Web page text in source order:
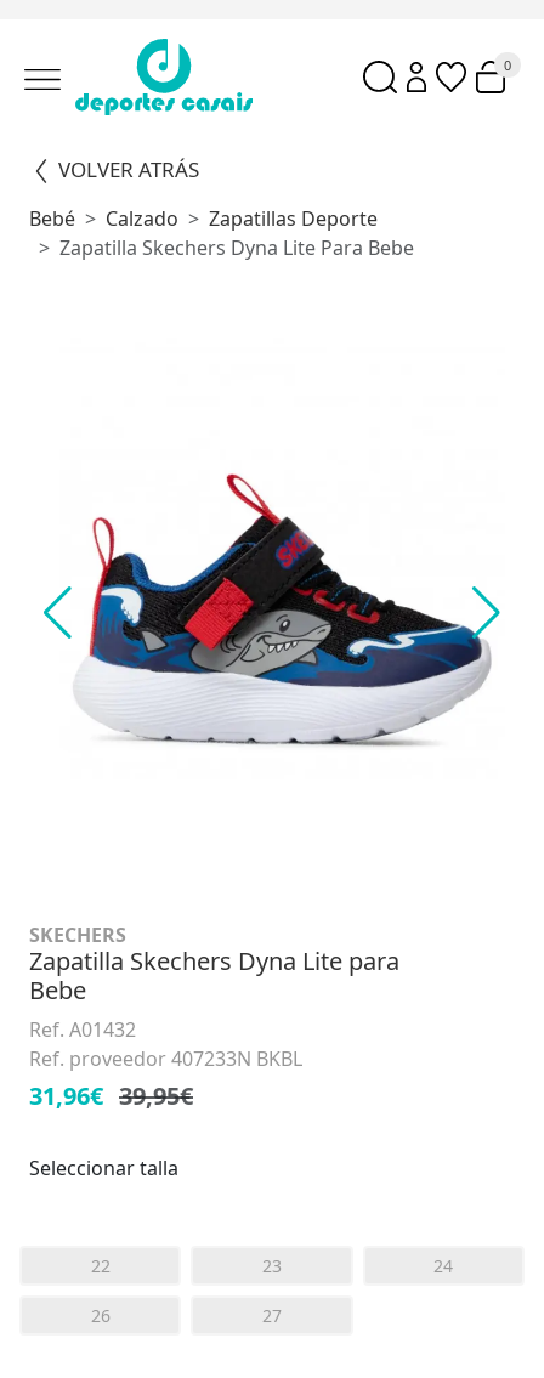
0
VOLVER ATRÁS
Bebé Calzado
Zapatillas Deporte
Zapatilla Skechers Dyna Lite Para Bebe
SKECHERS
Zapatilla Skechers Dyna Lite para
Bebe
Ref. A01432
Ref. proveedor 407233N BKBL
31,96€ 39,95€
Seleccionar talla
22 23 24
26 27